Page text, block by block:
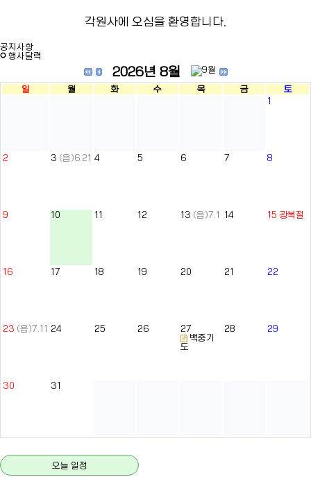
각원사에 오심을 환영합니다.
공지사항
행사달력
2026년 8월
일 월 화 수 목 금
토
1
2 3 (음)6.21 4 5 6 7 8
9 10 11 12 13 (음)7.1 14 15 광복절
16 17 18 19 20 21 22
23 (음)7.11 24 25 26
27
백중기
도
28 29
30 31
오늘 일정